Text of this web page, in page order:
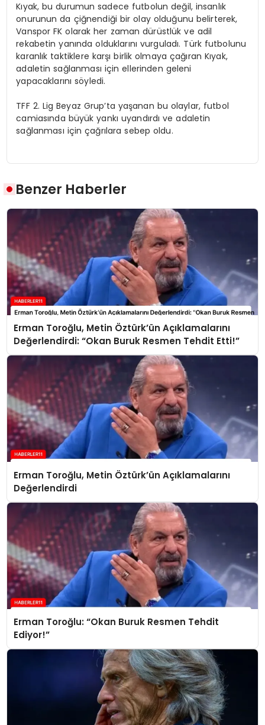
Kıyak, bu durumun sadece futbolun değil, insanlık
onurunun da çiğnendiği bir olay olduğunu belirterek,
Vanspor FK olarak her zaman dürüstlük ve adil
rekabetin yanında olduklarını vurguladı. Türk futbolunu
karanlık taktiklere karşı birlik olmaya çağıran Kıyak,
adaletin sağlanması için ellerinden geleni
yapacaklarını söyledi.
TFF 2. Lig Beyaz Grup’ta yaşanan bu olaylar, futbol
camiasında büyük yankı uyandırdı ve adaletin
sağlanması için çağrılara sebep oldu.
Benzer Haberler
Erman Toroğlu, Metin Öztürk’ün Açıklamalarını
Değerlendirdi: “Okan Buruk Resmen Tehdit Etti!”
Erman Toroğlu, Metin Öztürk’ün Açıklamalarını
Değerlendirdi
Erman Toroğlu: “Okan Buruk Resmen Tehdit
Ediyor!”